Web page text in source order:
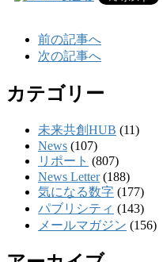
前の記事へ
次の記事へ
カテゴリー
未来共創HUB (11)
News (107)
リポート (807)
News Letter(188)
気になる数字 (177)
パブリシティ (143)
メールマガジン (156)